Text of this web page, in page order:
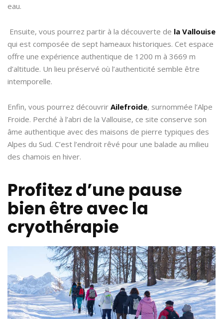
eau.
Ensuite, vous pourrez partir à la découverte de la Vallouise
qui est composée de sept hameaux historiques. Cet espace
offre une expérience authentique de 1200 m à 3669 m
d’altitude. Un lieu préservé où l’authenticité semble être
intemporelle.
Enfin, vous pourrez découvrir Ailefroide, surnommée l’Alpe
Froide. Perché à l’abri de la Vallouise, ce site conserve son
âme authentique avec des maisons de pierre typiques des
Alpes du Sud. C’est l’endroit rêvé pour une balade au milieu
des chamois en hiver.
Profitez d’une pause
bien être avec la
cryothérapie